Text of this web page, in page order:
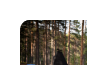
Matkailijakysely